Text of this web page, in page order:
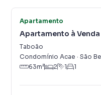
Apartamento
Apartamento à
Taboão
Condomínio Acae · São
63m² 2 1 1